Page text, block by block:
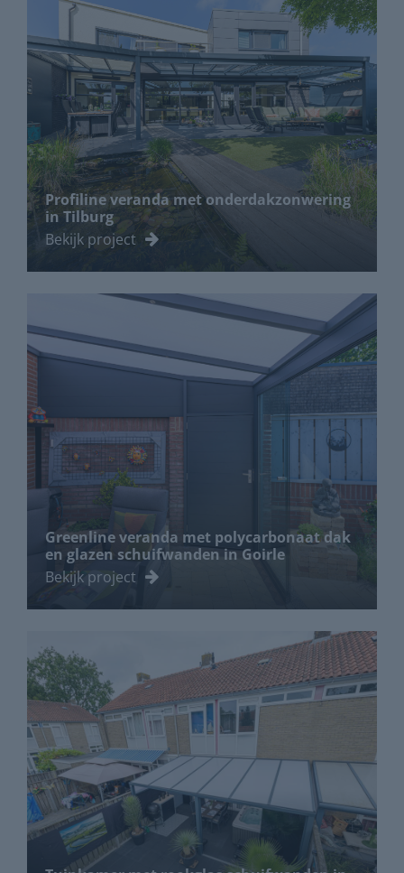
Profiline veranda met onderdakzonwering
in Tilburg
Bekijk project
Greenline veranda met polycarbonaat dak
en glazen schuifwanden in Goirle
Bekijk project